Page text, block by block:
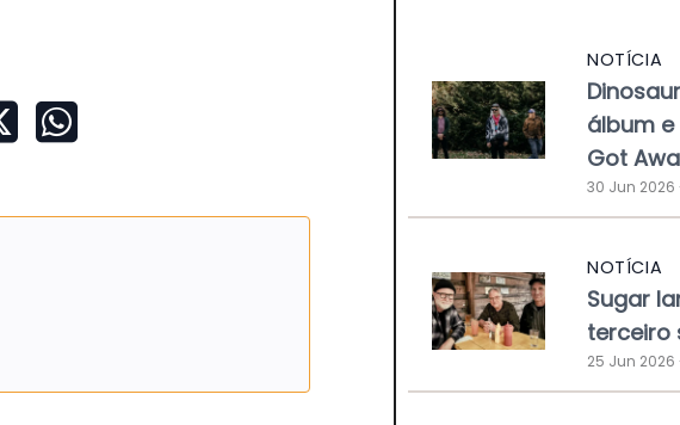
NOTÍCIA
álbum e
Got
30 Jun 2026
NOTÍCIA
Sugar
terceiro
25 Jun 2026